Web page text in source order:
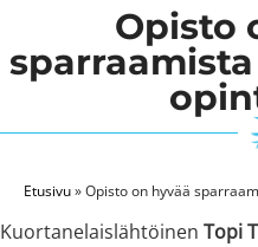
Opisto
Etusivu»Opisto on hyvää
Kuortanelaislähtöinen Topi